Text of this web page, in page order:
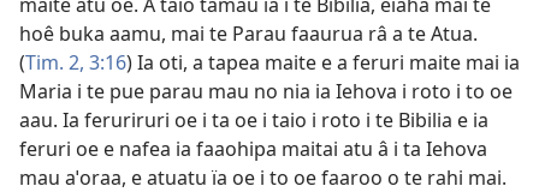
hoê buka aamu, mai te Parau faaurua râ a te Atua.
(Tim. 2, 3:16) Ia oti, a tapea maite e a feruri maite mai ia
Maria i te pue parau mau no nia ia Iehova i roto i to oe
aau. Ia feruriruri oe i ta oe i taio i roto i te Bibilia e ia
feruri oe e nafea ia faaohipa maitai atu â i ta Iehova
mau aˈoraa, e atuatu ïa oe i to oe faaroo o te rahi mai.